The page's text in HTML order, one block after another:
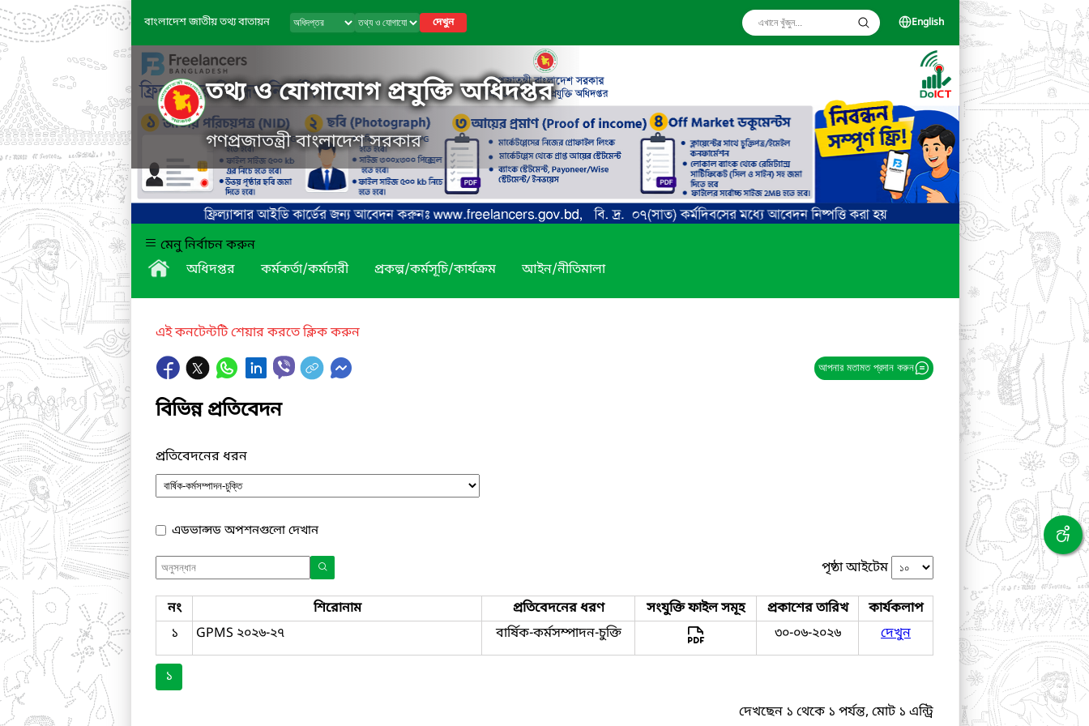
বাংলাদেশ জাতীয় তথ্য বাতায়ন দেখুন English
তথ্য ও যোগাযোগ প্রযুক্তি অধিদপ্তর
গণপ্রজাতন্ত্রী বাংলাদেশ সরকার
মেনু নির্বাচন করুন
অধিদপ্তর
কর্মকর্তা/কর্মচারী প্রকল্প/কর্মসূচি/কার্যক্রম আইন/নীতিমালা
এই কনটেন্টটি শেয়ার করতে ক্লিক করুন
আপনার মতামত প্রদান করুন
বিভিন্ন প্রতিবেদন
প্রতিবেদনের ধরন
এডভান্সড অপশনগুলো দেখান
পৃষ্ঠা আইটেম
নং শিরোনাম প্রতিবেদনের ধরণ সংযুক্তি ফাইল সমূহ প্রকাশের তারিখ
কার্যকলাপ
১
GPMS ২০২৬-২৭ বার্ষিক-কর্মসম্পাদন-চুক্তি ৩০-০৬-২০২৬ দেখুন
১
দেখছেন ১ থেকে ১ পর্যন্ত, মোট ১ এন্ট্রি